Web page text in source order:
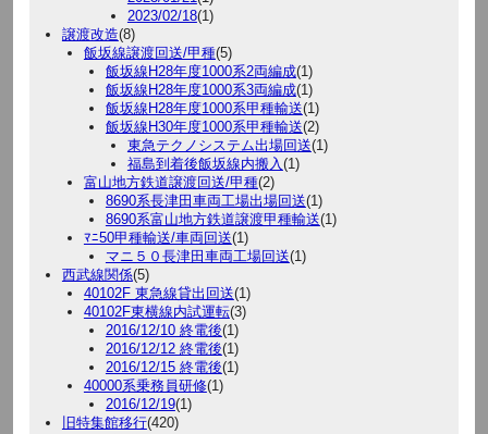
2023/02/18(1)
譲渡改造(8)
飯坂線譲渡回送/甲種(5)
飯坂線H28年度1000系2両編成(1)
飯坂線H28年度1000系3両編成(1)
飯坂線H28年度1000系甲種輸送(1)
飯坂線H30年度1000系甲種輸送(2)
東急テクノシステム出場回送(1)
福島到着後飯坂線内搬入(1)
富山地方鉄道譲渡回送/甲種(2)
8690系長津田車両工場出場回送(1)
8690系富山地方鉄道譲渡甲種輸送(1)
ﾏﾆ50甲種輸送/車両回送(1)
マニ５０長津田車両工場回送(1)
西武線関係(5)
40102F 東急線貸出回送(1)
40102F東横線内試運転(3)
2016/12/10 終電後(1)
2016/12/12 終電後(1)
2016/12/15 終電後(1)
40000系乗務員研修(1)
2016/12/19(1)
旧特集館移行(420)